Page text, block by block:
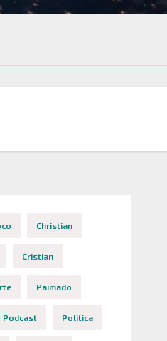
Christian
Cristian
Paimado
Podcast Politica